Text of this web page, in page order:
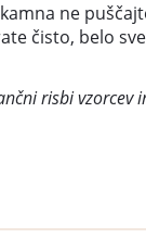
ne
čisto, belo
risbi